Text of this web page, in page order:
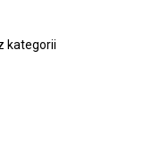
kategorii